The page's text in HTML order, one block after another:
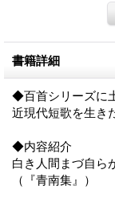
書籍詳細
◆百首シリーズに
近現代短歌を生き
◆内容紹介
白き人間まづ自ら
（『青南集』）